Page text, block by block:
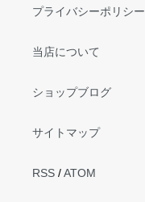
プライバシーポリシー
当店について
ショップブログ
サイトマップ
RSS /ATOM